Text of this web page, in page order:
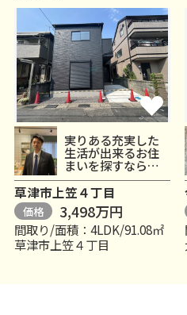
実りある充実した
生活が出来るお住
まいを探すなら、
当社にお任せくだ
さい。住まいが変
われば...
草津市上笠４丁目
価格 3,498万円
間取り/面積：4LDK/91.08㎡
草津市上笠４丁目